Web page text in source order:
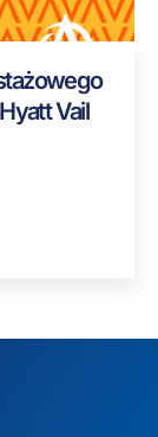
Vail